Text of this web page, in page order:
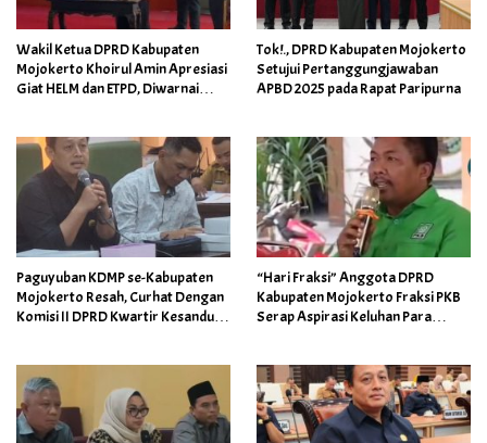
Wakil Ketua DPRD Kabupaten
Mojokerto Khoirul Amin Apresiasi
Giat HELM dan ETPD, Diwarnai
Tok!., DPRD Kabupaten Mojokerto
Setujui Pertanggungjawaban
APBD 2025 pada Rapat Paripurna
Paguyuban KDMP se-Kabupaten
Mojokerto Resah, Curhat Dengan
Komisi II DPRD Kwartir Kesandung
“Hari Fraksi” Anggota DPRD
Kabupaten Mojokerto Fraksi PKB
Serap Aspirasi Keluhan Para